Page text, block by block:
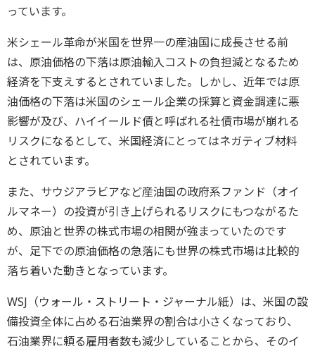
っています。
米シェール革命が米国を世界一の産油国に成長させる前
は、原油価格の下落は原油輸入コストの負担減となるため
経済を下支えするとされていました。しかし、近年では原
油価格の下落は米国のシェール企業の採算と資金調達に悪
影響が及び、ハイイールド債と呼ばれる社債市場が崩れる
リスクになるとして、米国経済にとってはネガティブ材料
とされています。
また、サウジアラビアなど産油国の政府系ファンド（オイ
ルマネー）の投資が引き上げられるリスクにもつながるた
め、原油と世界の株式市場の相関が強まっていたのです
が、足下での原油価格の急落にも世界の株式市場は比較的
落ち着いた動きとなっています。
WSJ（ウォール・ストリート・ジャーナル紙）は、米国の設
備投資全体に占める石油業界の割合は小さくなっており、
石油業界に頼る雇用者数も減少していることから、そのイ